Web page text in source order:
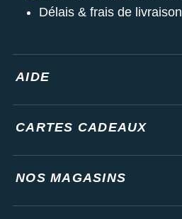
Délais & frais de livraison
AIDE
CARTES CADEAUX
NOS MAGASINS